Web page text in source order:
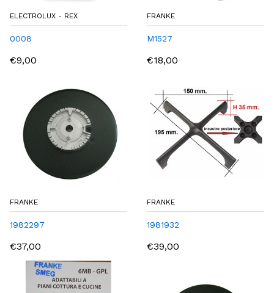
ELECTROLUX - REX
0008
€9,00
FRANKE
M1527
€18,00
FRANKE
1982297
€37,00
FRANKE
1981932
€39,00